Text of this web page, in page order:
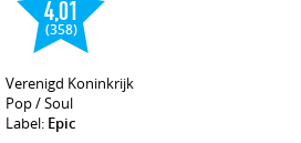
4,01
(358)
Verenigd Koninkrijk
Pop / Soul
Label: Epic